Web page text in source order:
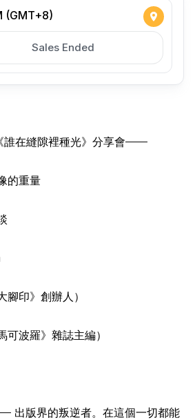
(GMT+8)
Sales Ended
誰在縫隙裡種光》分享會——
的重量
印》創辦人）
波羅》雜誌主編）
出版界的叛逆者。在這個一切都能